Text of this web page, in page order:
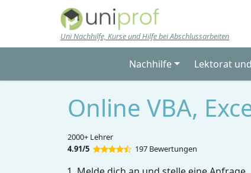
Skip to main content
Uni Nachhilfe, Kurse und Hilfe bei Abschlussarbeiten
Nachhilfe Lektorat
Online VBA,
2000+ Lehrer
4.91/5
197 Bewertungen